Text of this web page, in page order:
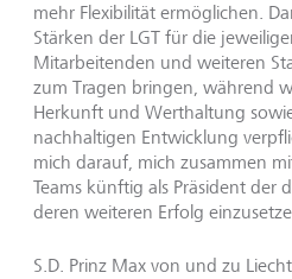
mehr Flexibilität ermöglichen.
Stärken der LGT für die
Mitarbeitenden und weiteren
zum Tragen bringen, während
Herkunft und Werthaltung
nachhaltigen Entwicklung
mich darauf, mich zusammen
Teams künftig als Präsident der
deren weiteren Erfolg
S.D. Prinz Max von und zu